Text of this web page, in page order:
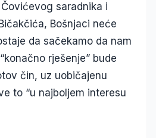
saradnika i
Bošnjaci neće
da sačekamo da nam
rješenje” bude
čin, uz uobičajenu
to “u najboljem interesu